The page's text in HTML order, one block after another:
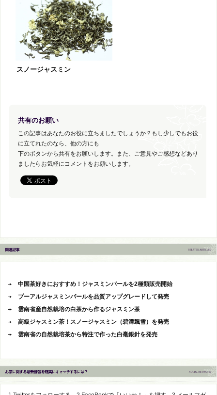
スノージャスミン
共有のお願い
この記事はあなたのお役に立ちましたでしょうか？もし少しでもお役
に立てれたのなら、他の方にも
下のボタンから共有をお願いします。また、ご意見やご感想などあり
ましたらお気軽にコメントをお願いします。
中国茶好きにおすすめ！ジャスミンパールを2種類販売開始
プーアルジャスミンパールを品質アップグレードして発売
雲南省産自然栽培の白茶から作るジャスミン茶
高級ジャスミン茶！スノージャスミン（碧潭飄雪）を発売
雲南省の自然栽培茶から特注で作った白毫銀針を発売